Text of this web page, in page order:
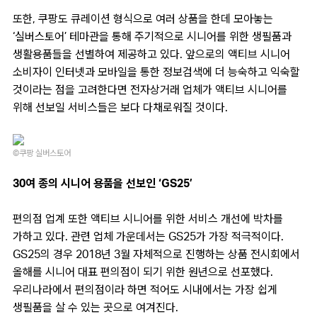
또한, 쿠팡도 큐레이션 형식으로 여러 상품을 한데 모아놓는
‘실버스토어’ 테마관을 통해 주기적으로 시니어를 위한 생필품과
생활용품들을 선별하여 제공하고 있다. 앞으로의 액티브 시니어
소비자이 인터넷과 모바일을 통한 정보검색에 더 능숙하고 익숙할
것이라는 점을 고려한다면 전자상거래 업체가 액티브 시니어를
위해 선보일 서비스들은 보다 다채로워질 것이다.
©쿠팡 실버스토어
30여 종의 시니어 용품을 선보인 ‘GS25’
편의점 업계 또한 액티브 시니어를 위한 서비스 개선에 박차를
가하고 있다. 관련 업체 가운데서는 GS25가 가장 적극적이다.
GS25의 경우 2018년 3월 자체적으로 진행하는 상품 전시회에서
올해를 시니어 대표 편의점이 되기 위한 원년으로 선포했다.
우리나라에서 편의점이라 하면 적어도 시내에서는 가장 쉽게
생필품을 살 수 있는 곳으로 여겨진다.